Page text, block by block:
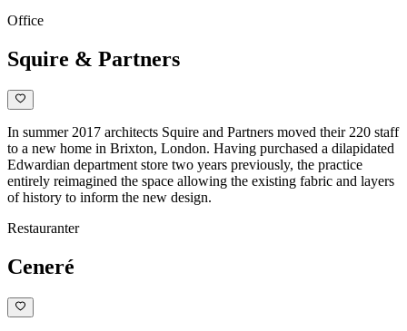
Office
Squire & Partners
In summer 2017 architects Squire and Partners moved their 220 staff
to a new home in Brixton, London. Having purchased a dilapidated
Edwardian department store two years previously, the practice
entirely reimagined the space allowing the existing fabric and layers
of history to inform the new design.
Restauranter
Ceneré